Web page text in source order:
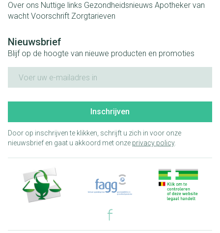
Over ons Nuttige links Gezondheidsnieuws Apotheker van
wacht Voorschrift Zorgtarieven
Nieuwsbrief
Blijf op de hoogte van nieuwe producten en promoties
Inschrijven
Door op inschrijven te klikken, schrijft u zich in voor onze
nieuwsbrief en gaat u akkoord met onze privacy policy.